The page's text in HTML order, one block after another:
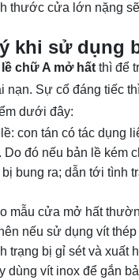
thước cửa lớn nặng
khi sử dụng
lề chữ A mở hất thì để
nạn. Sự cố đáng tiếc
dưới đây:
con tán có tác dụng
Do đó nếu bản lề kém
bung ra; dẫn tới tình
mẫu cửa mở hất
nếu sử dụng vít
trạng bị gỉ sét và xuất
dùng vít inox để gắn